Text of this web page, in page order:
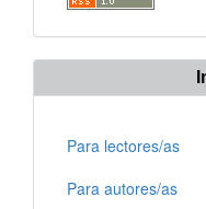
Para lectores/as
Para autores/as